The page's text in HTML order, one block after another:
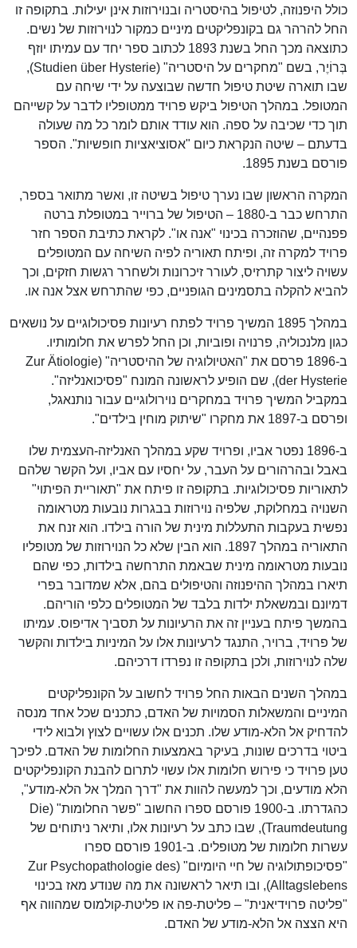
כולל היפנוזה, לטיפול בהיסטריה ובנוירוזות אינן יעילות. בתקופה זו
החל להרהר גם בקונפליקטים מיניים כמקור לנוירוזות של נשים.
כתוצאה מכך החל בשנת 1893 לכתוב ספר יחד עם עמיתו יוזף
בְּרוֹיֶר, בשם "מחקרים על היסטריה" (Studien über Hysterie),
שבו תוארה שיטת טיפול חדשה שבוצעה על ידי שיחה עם
המטופל. במהלך הטיפול ביקש פרויד ממטופליו לדבר על קשייהם
תוך כדי שכיבה על ספה. הוא עודד אותם לומר כל מה שעולה
בדעתם – שיטה הנקראת כיום "אסוציאציות חופשיות". הספר
פורסם בשנת 1895.
המקרה הראשון שבו נערך טיפול בשיטה זו, ואשר מתואר בספר,
התרחש כבר ב-1880 – הטיפול של ברוייר במטופלת ברטה
פפנהיים, שהוזכרה בכינוי "אנה או". לקראת כתיבת הספר חזר
פרויד למקרה זה, ופיתח תאוריה לפיה השיחה עם המטופלים
עשויה ליצור קתרזיס, לעורר זיכרונות ולשחרר רגשות חזקים, וכך
להביא להקלה בתסמינים הגופניים, כפי שהתרחש אצל אנה או.
במהלך 1895 המשיך פרויד לפתח רעיונות פסיכולוגיים על נושאים
כגון מלנכוליה, פרנויה ופוביות, וכן החל לפרש את חלומותיו.
ב-1896 פרסם את "האטיולוגיה של ההיסטריה" (Zur Ätiologie
der Hysterie), שם הופיע לראשונה המונח "פסיכואנליזה".
במקביל המשיך פרויד במחקרים נוירולוגיים עבור נותנאגל,
ופרסם ב-1897 את מחקרו "שיתוק מוחין בילדים".
ב-1896 נפטר אביו, ופרויד שקע במהלך האנליזה-העצמית שלו
באבל ובהרהורים על העבר, על יחסיו עם אביו, ועל הקשר שלהם
לתאוריות פסיכולוגיות. בתקופה זו פיתח את "תאוריית הפיתוי"
השנויה במחלוקת, שלפיה נוירוזות בבגרות נובעות מטראומה
נפשית בעקבות התעללות מינית של הורה בילדו. הוא זנח את
התאוריה במהלך 1897. הוא הבין שלא כל הנוירוזות של מטופליו
נובעות מטראומה מינית שבאמת התרחשה בילדות, כפי שהם
תיארו במהלך ההיפנוזה והטיפולים בהם, אלא שמדובר בפרי
דמיונם ובמשאלת ילדות בלבד של המטופלים כלפי הוריהם.
בהמשך פיתח בעניין זה את הרעיונות על תסביך אדיפוס. עמיתו
של פרויד, ברויר, התנגד לרעיונות אלו על המיניות בילדות והקשר
שלה לנוירוזות, ולכן בתקופה זו נפרדו דרכיהם.
במהלך השנים הבאות החל פרויד לחשוב על הקונפליקטים
המיניים והמשאלות הסמויות של האדם, כתכנים שכל אחד מנסה
להדחיק אל הלא-מודע שלו. תכנים אלו עשויים לצוץ ולבוא לידי
ביטוי בדרכים שונות, בעיקר באמצעות החלומות של האדם. לפיכך
טען פרויד כי פירוש חלומות אלו עשוי לתרום להבנת הקונפליקטים
הלא מודעים, וכך למעשה להוות את "דרך המלך אל הלא-מודע",
כהגדרתו. ב-1900 פורסם ספרו החשוב "פשר החלומות" (Die
Traumdeutung), שבו כתב על רעיונות אלו, ותיאר ניתוחים של
עשרות חלומות של מטופלים. ב-1901 פורסם ספרו
"פסיכופתולוגיה של חיי היומיום" (Zur Psychopathologie des
Alltagslebens), ובו תיאר לראשונה את מה שנודע מאז בכינוי
"פליטה פרוידיאנית" – פליטת-פה או פליטת-קולמוס שמהווה אף
היא הצצה אל הלא-מודע של האדם.